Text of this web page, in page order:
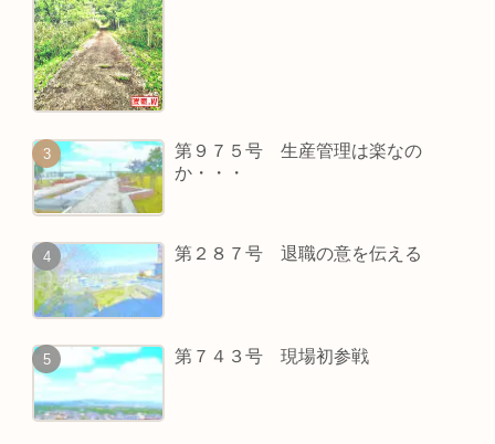
第９７５号 生産管理は楽なの
か・・・
第２８７号 退職の意を伝える
第７４３号 現場初参戦